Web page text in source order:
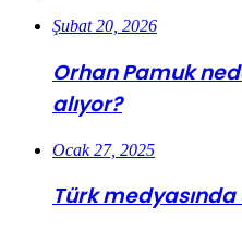
Şubat 20, 2026
Orhan Pamuk
alıyor?
Ocak 27, 2025
Türk